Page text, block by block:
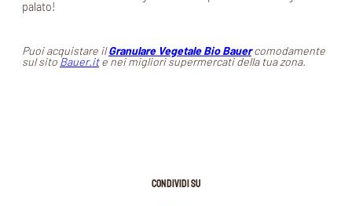
palato!
Puoi acquistare ilGranulare Vegetale Bio Bauercomodamente
sul sito Bauer.ite nei migliori supermercati della tua zona.
CONDIVIDI SU